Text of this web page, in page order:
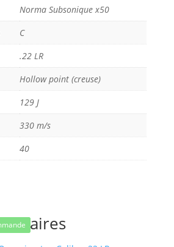
Norma Subsonique x50
C
.22 LR
Hollow point (creuse)
129 J
330 m/s
40